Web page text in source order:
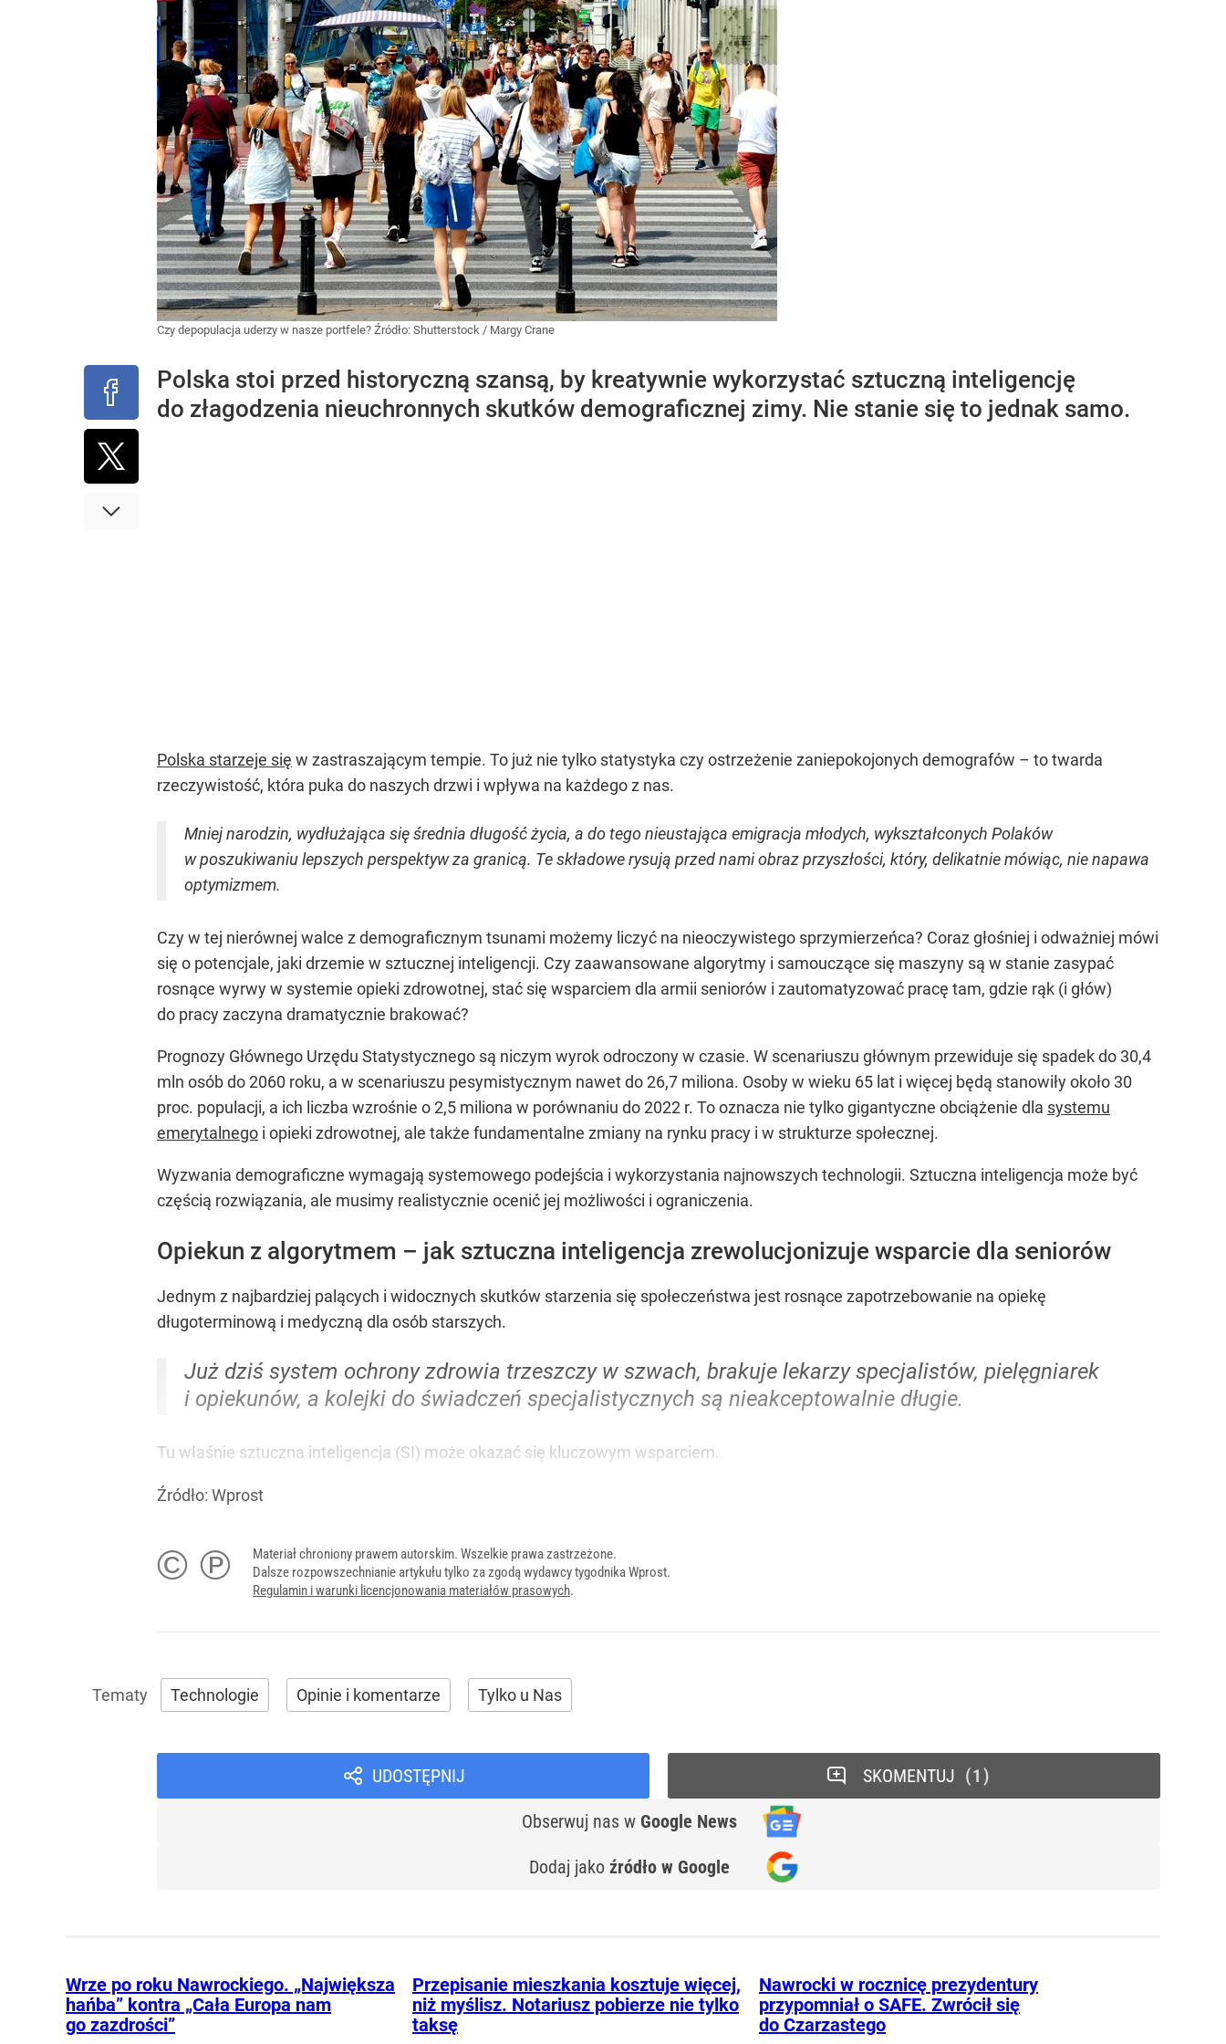
Czy depopulacja uderzy w nasze portfele? Źródło: Shutterstock / Margy Crane
Polska stoi przed historyczną szansą, by kreatywnie wykorzystać sztuczną inteligencję
do złagodzenia nieuchronnych skutków demograficznej zimy. Nie stanie się to jednak samo.
Polska starzeje się w zastraszającym tempie. To już nie tylko statystyka czy ostrzeżenie zaniepokojonych demografów – to twarda
rzeczywistość, która puka do naszych drzwi i wpływa na każdego z nas.
Mniej narodzin, wydłużająca się średnia długość życia, a do tego nieustająca emigracja młodych, wykształconych Polaków
w poszukiwaniu lepszych perspektyw za granicą. Te składowe rysują przed nami obraz przyszłości, który, delikatnie mówiąc, nie napawa
optymizmem.
Czy w tej nierównej walce z demograficznym tsunami możemy liczyć na nieoczywistego sprzymierzeńca? Coraz głośniej i odważniej mówi
się o potencjale, jaki drzemie w sztucznej inteligencji. Czy zaawansowane algorytmy i samouczące się maszyny są w stanie zasypać
rosnące wyrwy w systemie opieki zdrowotnej, stać się wsparciem dla armii seniorów i zautomatyzować pracę tam, gdzie rąk (i głów)
do pracy zaczyna dramatycznie brakować?
Prognozy Głównego Urzędu Statystycznego są niczym wyrok odroczony w czasie. W scenariuszu głównym przewiduje się spadek do 30,4
mln osób do 2060 roku, a w scenariuszu pesymistycznym nawet do 26,7 miliona. Osoby w wieku 65 lat i więcej będą stanowiły około 30
proc. populacji, a ich liczba wzrośnie o 2,5 miliona w porównaniu do 2022 r. To oznacza nie tylko gigantyczne obciążenie dla systemu
emerytalnego i opieki zdrowotnej, ale także fundamentalne zmiany na rynku pracy i w strukturze społecznej.
Wyzwania demograficzne wymagają systemowego podejścia i wykorzystania najnowszych technologii. Sztuczna inteligencja może być
częścią rozwiązania, ale musimy realistycznie ocenić jej możliwości i ograniczenia.
Opiekun z algorytmem – jak sztuczna inteligencja zrewolucjonizuje wsparcie dla seniorów
Jednym z najbardziej palących i widocznych skutków starzenia się społeczeństwa jest rosnące zapotrzebowanie na opiekę
długoterminową i medyczną dla osób starszych.
Już dziś system ochrony zdrowia trzeszczy w szwach, brakuje lekarzy specjalistów, pielęgniarek
i opiekunów, a kolejki do świadczeń specjalistycznych są nieakceptowalnie długie.
Tu właśnie sztuczna inteligencja (SI) może okazać się kluczowym wsparciem.
Źródło: Wprost
© ℗
Materiał chroniony prawem autorskim. Wszelkie prawa zastrzeżone.
Dalsze rozpowszechnianie artykułu tylko za zgodą wydawcy tygodnika Wprost.
Regulamin i warunki licencjonowania materiałów prasowych.
Technologie Opinie i komentarze Tylko u Nas
UDOSTĘPNIJ
Obserwuj nas w Google News
Dodaj jako źródło w Google
SKOMENTUJ 1
Wrze po roku Nawrockiego. „Największa
hańba” kontra „Cała Europa nam
go zazdrości”
Przepisanie mieszkania kosztuje więcej,
niż myślisz. Notariusz pobierze nie tylko
taksę
Nawrocki w rocznicę prezydentury
przypomniał o SAFE. Zwrócił się
do Czarzastego